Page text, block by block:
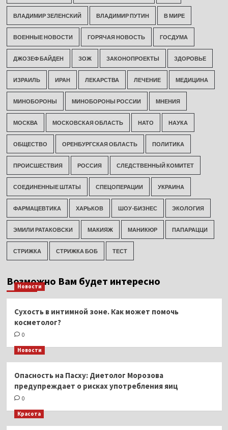
ВЛАДИМИР ЗЕЛЕНСКИЙ ВЛАДИМИР ПУТИН В МИРЕ
ВОЕННЫЕ НОВОСТИ ГОРЯЧАЯ НОВОСТЬ ГОСДУМА
ДЖОЗЕФ БАЙДЕН ЗОЖ ЗАКОНОПРОЕКТЫ ЗДОРОВЬЕ
ИЗРАИЛЬ ИРАН ЛЕКАРСТВА ЛЕЧЕНИЕ МЕДИЦИНА
МИНОБОРОНЫ МИНОБОРОНЫ РОССИИ МНЕНИЯ
МОСКВА МОСКОВСКАЯ ОБЛАСТЬ НАТО НАУКА
ОБЩЕСТВО ОРЕНБУРГСКАЯ ОБЛАСТЬ ПОЛИТИКА
ПРОИСШЕСТВИЯ РОССИЯ СЛЕДСТВЕННЫЙ КОМИТЕТ
СОЕДИНЕННЫЕ ШТАТЫ СПЕЦОПЕРАЦИИ УКРАИНА
ФАРМАЦЕВТИКА ХАРЬКОВ ШОУ-БИЗНЕС ЭКОЛОГИЯ
ЭМИЛИ РАТАКОВСКИ МАКИЯЖ МАНИКЮР ПАПАРАЦЦИ
СТРИЖКА СТРИЖКА БОБ ТЕСТ
Возможно Вам будет интересно
Новости
Сухость в интимной зоне. Как может помочь
косметолог?
0
Новости
Опасность на Пасху: Диетолог Морозова
предупреждает о рисках употребления яиц
0
Красота